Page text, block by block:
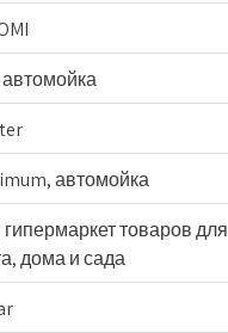
автомойка
автомойка
гипермаркет товаров для
дома и сада